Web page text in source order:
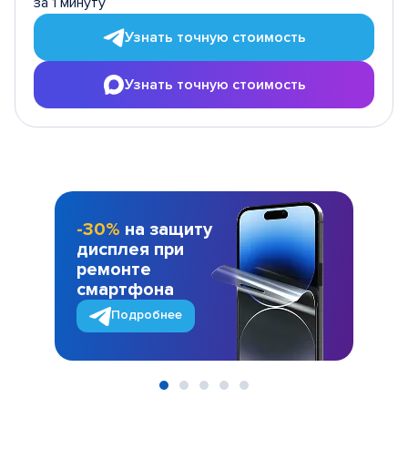
Узнать точную стоимость
Узнать точную стоимость
-30% на защиту
дисплея при
ремонте
смартфона
Подробнее